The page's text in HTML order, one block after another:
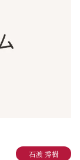
石渡 秀樹